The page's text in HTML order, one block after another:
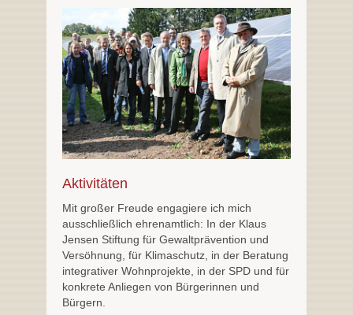
Aktivitäten
Mit großer Freude engagiere ich mich
ausschließlich ehrenamtlich: In der Klaus
Jensen Stiftung für Gewaltprävention und
Versöhnung, für Klimaschutz, in der Beratung
integrativer Wohnprojekte, in der SPD und für
konkrete Anliegen von Bürgerinnen und
Bürgern.